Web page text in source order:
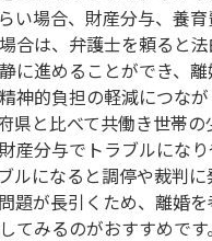
い場合、財産分与、養
合は、弁護士を頼ると
に進めることができ、
神的負担の軽減につな
県と比べて共働き世帯
産分与でトラブルにな
ルになると調停や裁判
題が長引くため、離婚
てみるのがおすすめです。